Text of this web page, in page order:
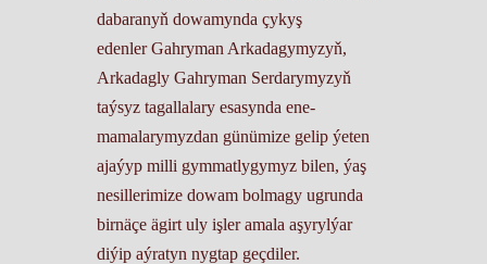
dabaranyň dowamynda çykyş
edenler Gahryman Arkadagymyzyň,
Arkadagly Gahryman Serdarymyzyň
taýsyz tagallalary esasynda ene-
mamalarymyzdan günümize gelip ýeten
ajaýyp milli gymmatlygymyz bilen, ýaş
nesillerimize dowam bolmagy ugrunda
birnäçe ägirt uly işler amala aşyrylýar
diýip aýratyn nygtap geçdiler.